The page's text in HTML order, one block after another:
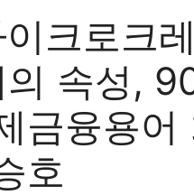
크로크
속성,
금융용어
호